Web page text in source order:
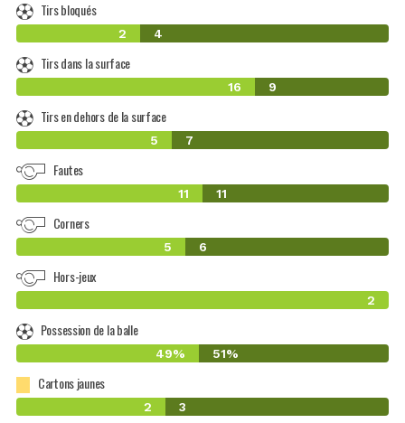
Tirs bloqués
2 4
Tirs dans la surface
16 9
Tirs en dehors de la surface
5 7
Fautes
11 11
Corners
5 6
Hors-jeux
2
Possession de la balle
49% 51%
Cartons jaunes
2 3